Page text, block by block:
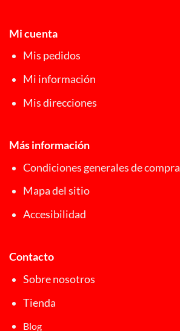
Mi cuenta
Mis pedidos
Mi información
Mis direcciones
Más información
Condiciones generales de compra
Mapa del sitio
Accesibilidad
Contacto
Sobre nosotros
Tienda
Blog